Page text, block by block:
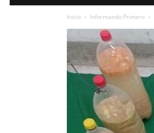
Inicio Informando Primero